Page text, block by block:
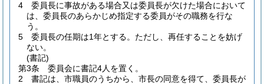
4
委員長に事故がある場合又は委員長が欠けた場合において
は、委員長のあらかじめ指定する委員がその職務を行な
う。
5
委員長の任期は1年とする。 ただし、再任することを妨げ
ない。
(書記)
第3条
委員会に書記4人を置く。
2
書記は、市職員のうちから、市長の同意を得て、委員長が